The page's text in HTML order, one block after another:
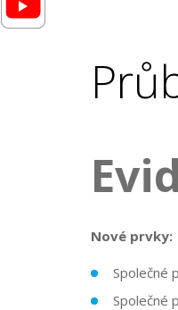
Nové prvky:
Společné
Společné